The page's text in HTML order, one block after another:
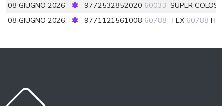
08 GIUGNO 2026
9772532852020 60033 SUPER
08 GIUGNO 2026
9771121561008 60788 TEX 60788